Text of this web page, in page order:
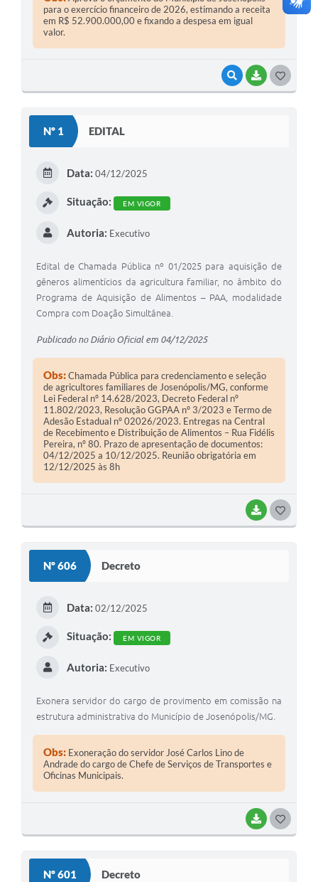
VISUALIZAR
BAIXAR
para o exercício financeiro de 2026, estimando a receita
em R$ 52.900.000,00 e fixando a despesa em igual
valor.
Nº 1 EDITAL
BAIXAR
Data: 04/12/2025
Situação: EM VIGOR
Autoria: Executivo
Edital de Chamada Pública nº 01/2025 para aquisição de
gêneros alimentícios da agricultura familiar, no âmbito do
Programa de Aquisição de Alimentos – PAA, modalidade
Compra com Doação Simultânea.
Publicado no Diário Oficial em 04/12/2025
Obs:Chamada Pública para credenciamento e seleção
de agricultores familiares de Josenópolis/MG, conforme
Lei Federal nº 14.628/2023, Decreto Federal nº
11.802/2023, Resolução GGPAA nº 3/2023 e Termo de
Adesão Estadual nº 02026/2023. Entregas na Central
de Recebimento e Distribuição de Alimentos – Rua Fidélis
Pereira, nº 80. Prazo de apresentação de documentos:
04/12/2025 a 10/12/2025. Reunião obrigatória em
12/12/2025 às 8h
Nº 606 Decreto
BAIXAR
Data: 02/12/2025
Situação: EM VIGOR
Autoria: Executivo
Exonera servidor do cargo de provimento em comissão na
estrutura administrativa do Município de Josenópolis/MG.
Obs: Exoneração do servidor José Carlos Lino de
Andrade do cargo de Chefe de Serviços de Transportes e
Oficinas Municipais.
Nº 601 Decreto